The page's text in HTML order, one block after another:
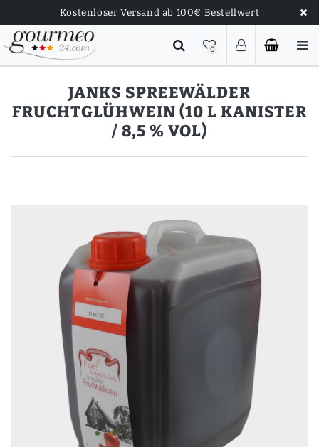
Kostenloser Versand ab 100€ Bestellwert
0
JANKS SPREEWÄLDER
FRUCHTGLÜHWEIN (10 L KANISTER
/ 8,5 % VOL)